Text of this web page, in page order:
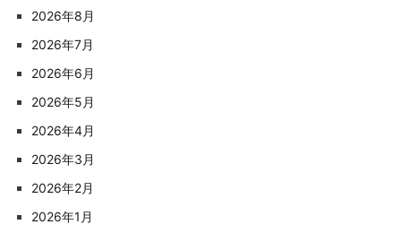
2026年8月
2026年7月
2026年6月
2026年5月
2026年4月
2026年3月
2026年2月
2026年1月